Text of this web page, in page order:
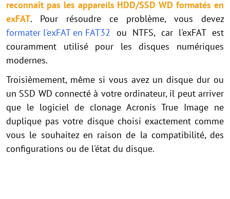
reconnaît pas les appareils HDD/SSD WD formatés en
exFAT. Pour résoudre ce problème, vous devez
formater l'exFAT en FAT32 ou NTFS, car l'exFAT est
couramment utilisé pour les disques numériques
modernes.
Troisièmement, même si vous avez un disque dur ou
un SSD WD connecté à votre ordinateur, il peut arriver
que le logiciel de clonage Acronis True Image ne
duplique pas votre disque choisi exactement comme
vous le souhaitez en raison de la compatibilité, des
configurations ou de l'état du disque.